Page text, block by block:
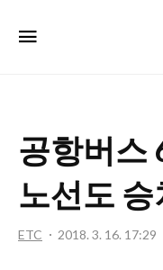
공항버스
노선도
ETC 2018. 3. 16. 17:29